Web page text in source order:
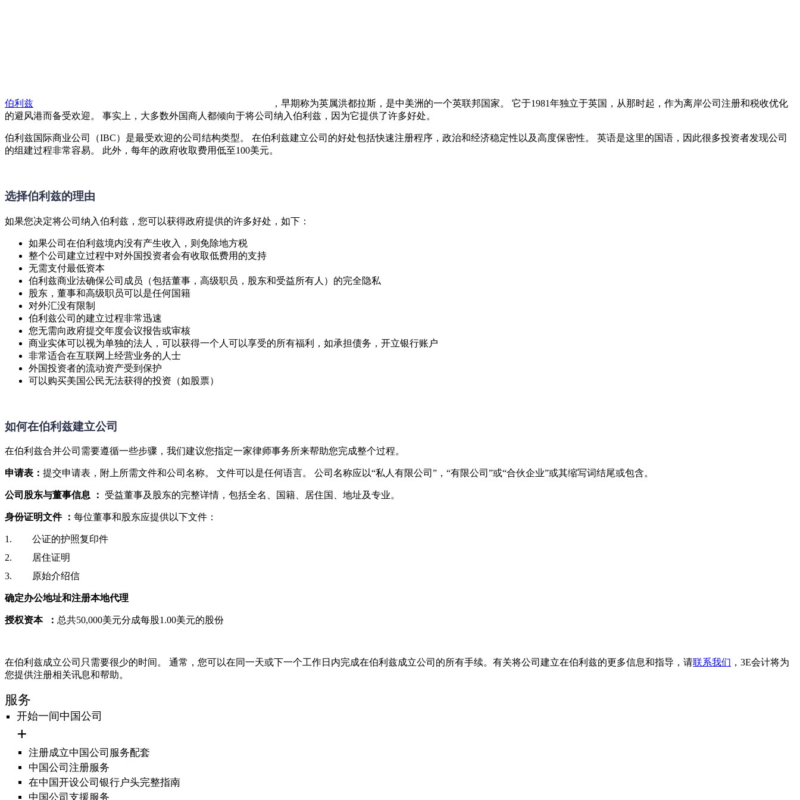
伯利兹
，早期称为英属洪都拉斯，是中美洲的一个英联邦国家。 它于1981年独立于英国，从那时起，作为离岸公司注册和税收优化
的避风港而备受欢迎。 事实上，大多数外国商人都倾向于将公司纳入伯利兹，因为它提供了许多好处。
伯利兹国际商业公司（IBC）是最受欢迎的公司结构类型。 在伯利兹建立公司的好处包括快速注册程序，政治和经济稳定性以及高度保密性。 英语是这里的国语，因此很多投资者发现公司
的组建过程非常容易。 此外，每年的政府收取费用低至100美元。
选择伯利兹的理由
如果您决定将公司纳入伯利兹，您可以获得政府提供的许多好处，如下：
如果公司在伯利兹境内没有产生收入，则免除地方税
整个公司建立过程中对外国投资者会有收取低费用的支持
无需支付最低资本
伯利兹商业法确保公司成员（包括董事，高级职员，股东和受益所有人）的完全隐私
股东，董事和高级职员可以是任何国籍
对外汇没有限制
伯利兹公司的建立过程非常迅速
您无需向政府提交年度会议报告或审核
商业实体可以视为单独的法人，可以获得一个人可以享受的所有福利，如承担债务，开立银行账户
非常适合在互联网上经营业务的人士
外国投资者的流动资产受到保护
可以购买美国公民无法获得的投资（如股票）
如何在伯利兹建立公司
在伯利兹合并公司需要遵循一些步骤，我们建议您指定一家律师事务所来帮助您完成整个过程。
申请表： 提交申请表，附上所需文件和公司名称。 文件可以是任何语言。 公司名称应以“私人有限公司”，“有限公司”或“合伙企业”或其缩写词结尾或包含。
公司股东与董事信息 ： 受益董事及股东的完整详情，包括全名、国籍、居住国、地址及专业。
身份证明文件 ： 每位董事和股东应提供以下文件：
公证的护照复印件
居住证明
原始介绍信
确定办公地址和注册本地代理
授权资本 ： 总共50,000美元分成每股1.00美元的股份
在伯利兹成立公司只需要很少的时间。 通常，您可以在同一天或下一个工作日内完成在伯利兹成立公司的所有手续。有关将公司建立在伯利兹的更多信息和指导，请联系我们 ，3E会计将为
您提供注册相关讯息和帮助。
服务
开始一间中国公司
注册成立中国公司服务配套
中国公司注册服务
在中国开设公司银行户头完整指南
中国公司支援服务